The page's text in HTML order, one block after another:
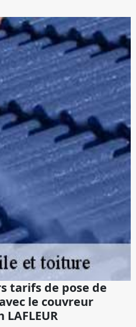
tarifs de pose de
le couvreur